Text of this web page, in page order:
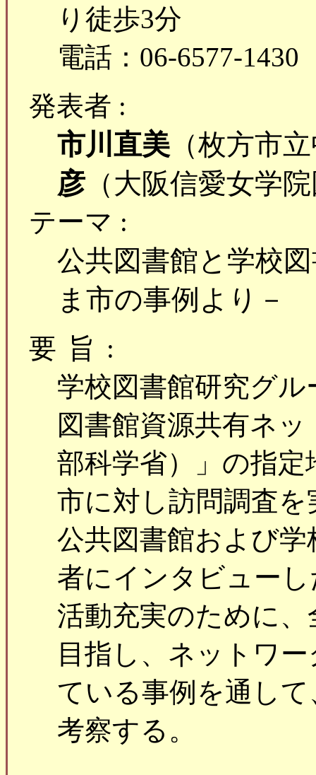
り徒歩3分
電話：06-6577-1430
発表者 :
市川直美 （枚方市
彦 （大阪信愛女学
テーマ :
公共図書館と学校
ま市の事例より－
要旨:
学校図書館研究グ
図書館資源共有ネ
部科学省）」の指
市に対し訪問調査
公共図書館および
者にインタビュー
活動充実のために
目指し、ネットワ
ている事例を通し
考察する。